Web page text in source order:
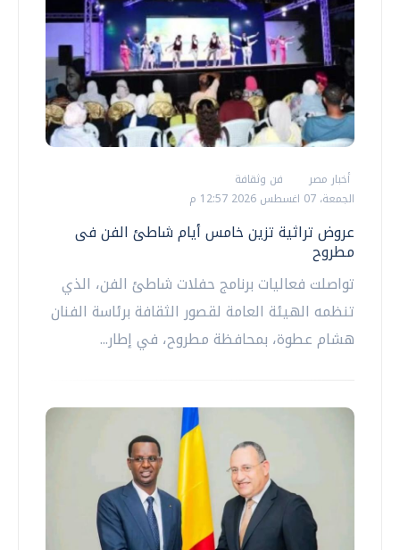
أخبار مصر
فن وثقافة
الجمعة، 07 اغسطس 2026 12:57 م
عروض تراثية تزين خامس أيام شاطئ الفن فى
مطروح
تواصلت فعاليات برنامج حفلات شاطئ الفن، الذي
تنظمه الهيئة العامة لقصور الثقافة برئاسة الفنان
هشام عطوة، بمحافظة مطروح، في إطار...